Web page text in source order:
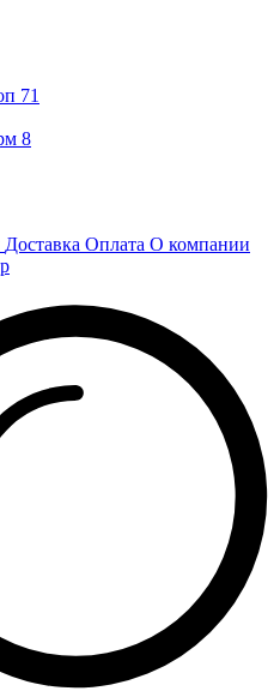
71
8
Доставка Оплата О компании